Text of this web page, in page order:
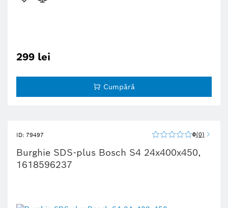
299 lei
Cumpără
ID: 79497 0 0
Burghie SDS-plus Bosch S4 24x400x450,
1618596237